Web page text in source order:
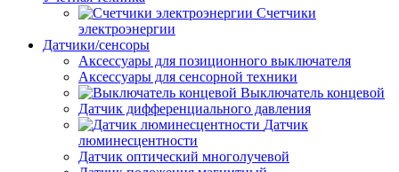
Счетчики
электроэнергии
Датчики/сенсоры
Аксессуары для позиционного выключателя
Аксессуары для сенсорной техники
Выключатель концевой
Датчик дифференциального давления
Датчик
люминесцентности
Датчик оптический многолучевой